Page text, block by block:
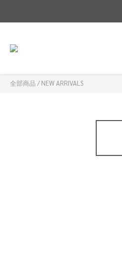
全部商品 /NEW ARRIVALS